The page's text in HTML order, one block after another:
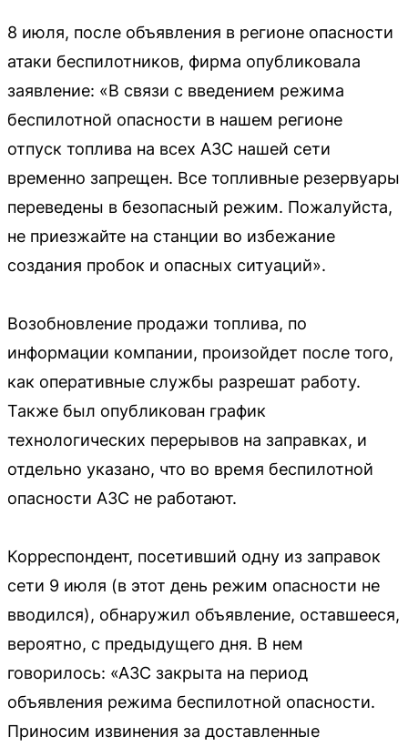
8 июля, после объявления в регионе опасности
атаки беспилотников, фирма опубликовала
заявление: «В связи с введением режима
беспилотной опасности в нашем регионе
отпуск топлива на всех АЗС нашей сети
временно запрещен. Все топливные резервуары
переведены в безопасный режим. Пожалуйста,
не приезжайте на станции во избежание
создания пробок и опасных ситуаций».
Возобновление продажи топлива, по
информации компании, произойдет после того,
как оперативные службы разрешат работу.
Также был опубликован график
технологических перерывов на заправках, и
отдельно указано, что во время беспилотной
опасности АЗС не работают.
Корреспондент, посетивший одну из заправок
сети 9 июля (в этот день режим опасности не
вводился), обнаружил объявление, оставшееся,
вероятно, с предыдущего дня. В нем
говорилось: «АЗС закрыта на период
объявления режима беспилотной опасности.
Приносим извинения за доставленные